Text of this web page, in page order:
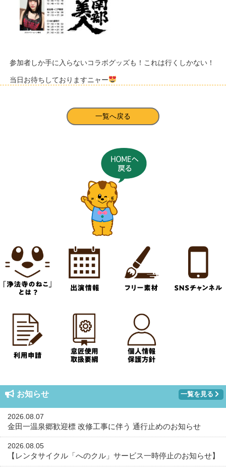
参加者しか手に入らないコラボグッズも！これは行くしかない！
当日お待ちしておりますニャー
一覧へ戻る
お知らせ 一覧を見る
2026.08.07
金田一温泉郷歓迎標 改修工事に伴う 通行止めのお知らせ
2026.08.05
【レンタサイクル「へのクル」サービス一時停止のお知らせ】